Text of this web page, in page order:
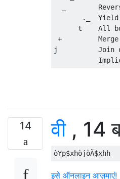
_
._
t    All
+
j          Join
14 वी, 14
इसे ऑनलाइन आज़माएं!